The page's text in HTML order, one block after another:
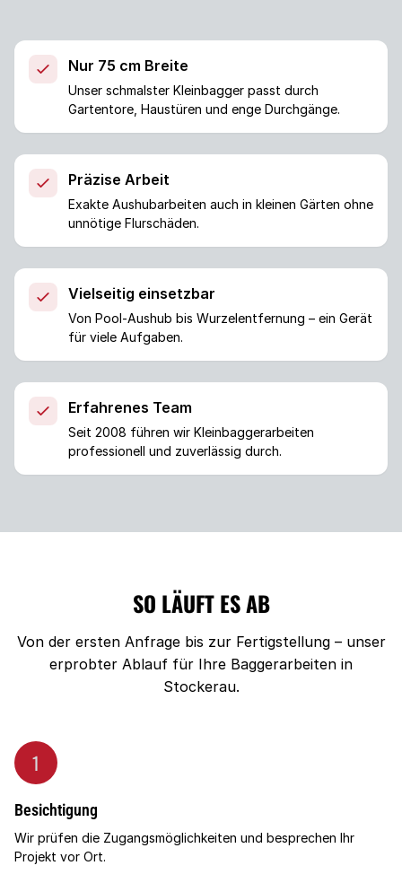
Nur 75 cm Breite
Unser schmalster Kleinbagger passt durch
Gartentore, Haustüren und enge Durchgänge.
Präzise Arbeit
Exakte Aushubarbeiten auch in kleinen Gärten ohne
unnötige Flurschäden.
Vielseitig einsetzbar
Von Pool-Aushub bis Wurzelentfernung – ein Gerät
für viele Aufgaben.
Erfahrenes Team
Seit 2008 führen wir Kleinbaggerarbeiten
professionell und zuverlässig durch.
SO LÄUFT ES AB
Von der ersten Anfrage bis zur Fertigstellung – unser
erprobter Ablauf für Ihre Baggerarbeiten in
Stockerau.
1
Besichtigung
Wir prüfen die Zugangsmöglichkeiten und besprechen Ihr
Projekt vor Ort.